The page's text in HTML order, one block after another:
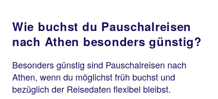
Wie buchst du Pauschalreisen
nach Athen besonders günstig?
Besonders günstig sind Pauschalreisen nach
Athen, wenn du möglichst früh buchst und
bezüglich der Reisedaten flexibel bleibst.